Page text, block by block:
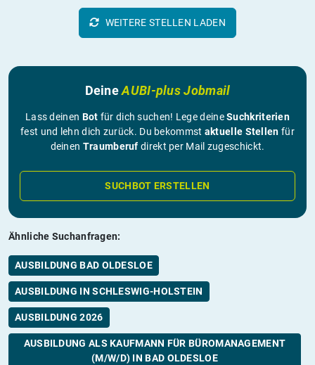
WEITERE STELLEN LADEN
DeineAUBI-plus Jobmail
Lass deinen Bot für dich suchen! Lege deineSuchkriterien
fest und lehn dich zurück. Du bekommst aktuelle Stellen für
deinen Traumberuf direkt per Mail zugeschickt.
SUCHBOT ERSTELLEN
Ähnliche Suchanfragen:
AUSBILDUNG BAD OLDESLOE
AUSBILDUNG IN SCHLESWIG-HOLSTEIN
AUSBILDUNG 2026
AUSBILDUNG ALS KAUFMANN FÜR BÜROMANAGEMENT
(M/W/D) IN BAD OLDESLOE